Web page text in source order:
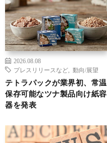
2026.08.08
プレスリリースなど
動向/展望
テトラパックが業界初、常温
保存可能なツナ製品向け紙容
器を発表